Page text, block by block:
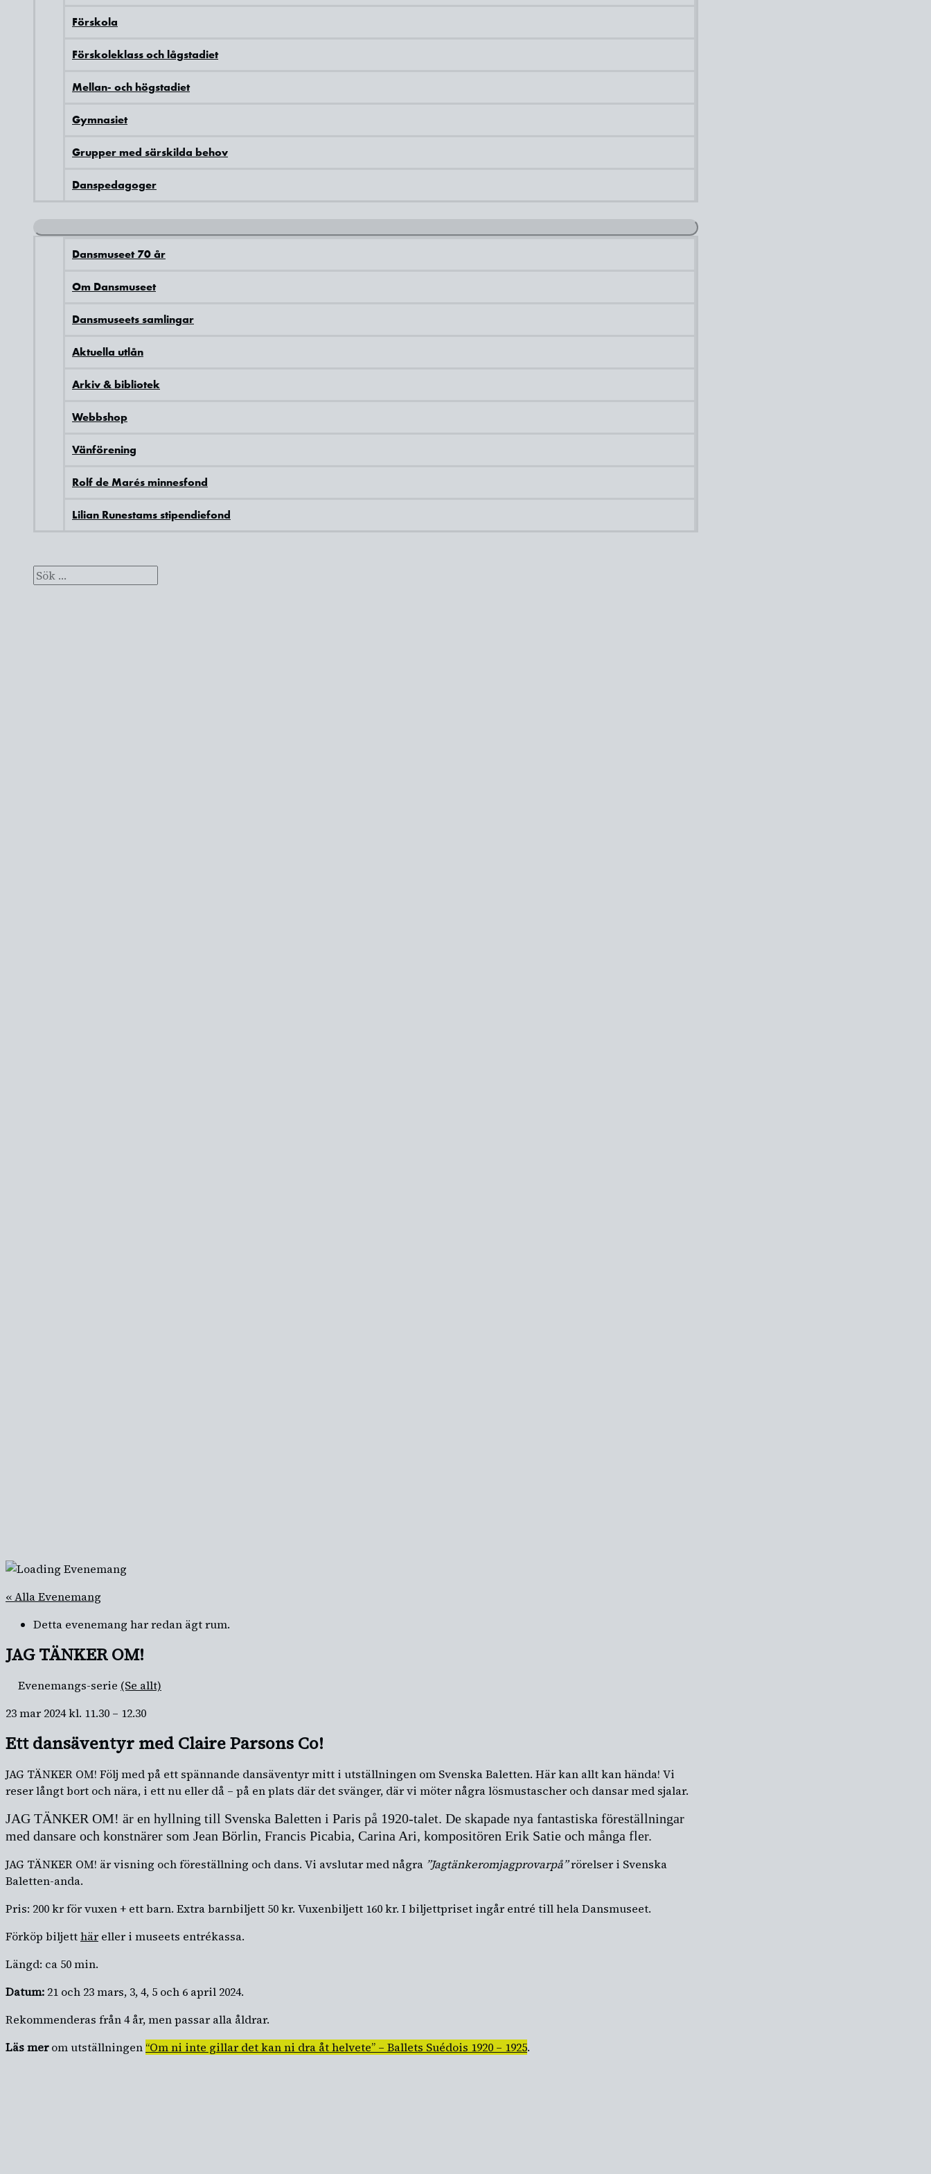
Förskola
Förskoleklass och lågstadiet
Mellan- och högstadiet
Gymnasiet
Grupper med särskilda behov
Danspedagoger
Dansmuseet 70 år
Om Dansmuseet
Dansmuseets samlingar
Aktuella utlån
Arkiv & bibliotek
Webbshop
Vänförening
Rolf de Marés minnesfond
Lilian Runestams stipendiefond
Sök
efter:
« Alla Evenemang
Detta evenemang har redan ägt rum.
JAG TÄNKER OM!
Evenemangs-serie (Se allt)
23 mar 2024kl. 11.30 – 12.30
Ett dansäventyr med Claire Parsons Co!
JAG TÄNKER OM! Följ med på ett spännande dansäventyr mitt i utställningen om Svenska Baletten. Här kan allt kan hända! Vi
reser långt bort och nära, i ett nu eller då – på en plats där det svänger, där vi möter några lösmustascher och dansar med sjalar.
JAG TÄNKER OM! är en hyllning till Svenska Baletten i Paris på 1920-talet. De skapade nya fantastiska föreställningar
med dansare och konstnärer som Jean Börlin, Francis Picabia, Carina Ari, kompositören Erik Satie och många fler.
JAG TÄNKER OM! är visning och föreställning och dans. Vi avslutar med några ”Jagtänkeromjagprovarpå”rörelser i Svenska
Baletten-anda.
Pris: 200 kr för vuxen + ett barn. Extra barnbiljett 50 kr. Vuxenbiljett 160 kr. I biljettpriset ingår entré till hela Dansmuseet.
Förköp biljetthär eller i museets entrékassa.
Längd: ca 50 min.
Datum: 21 och 23 mars, 3, 4, 5 och 6 april 2024.
Rekommenderas från 4 år, men passar alla åldrar.
Läs merom utställningen “Om ni inte gillar det kan ni dra åt helvete” – Ballets Suédois 1920 – 1925.